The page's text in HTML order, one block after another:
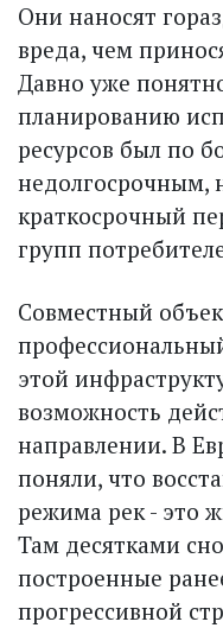
Они наносят
вреда, чем
Давно уже
планированию
ресурсов был по
недолгосрочным,
краткосрочный
групп
Совместный
этой
возможность
направлении. В
поняли, что
режима рек - это
Там десятками
построенные
прогрессивной